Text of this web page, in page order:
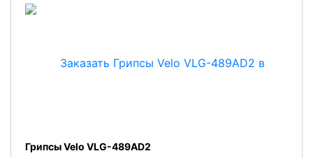
Грипсы Velo VLG-489AD2